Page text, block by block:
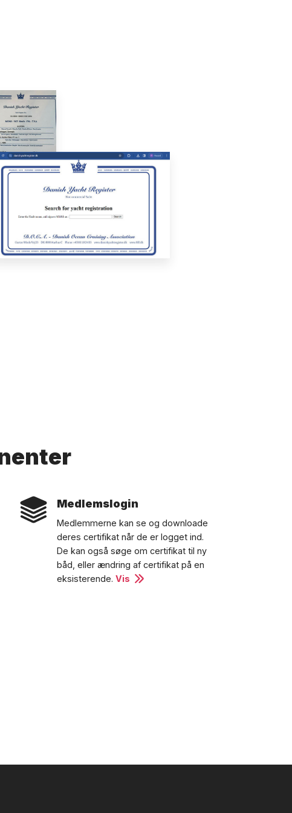
Medlemslogin
Medlemmerne kan se og downloade
deres certifikat når de er logget ind.
De kan også søge om certifikat til ny
båd, eller ændring af certifikat på en
eksisterende. Vis